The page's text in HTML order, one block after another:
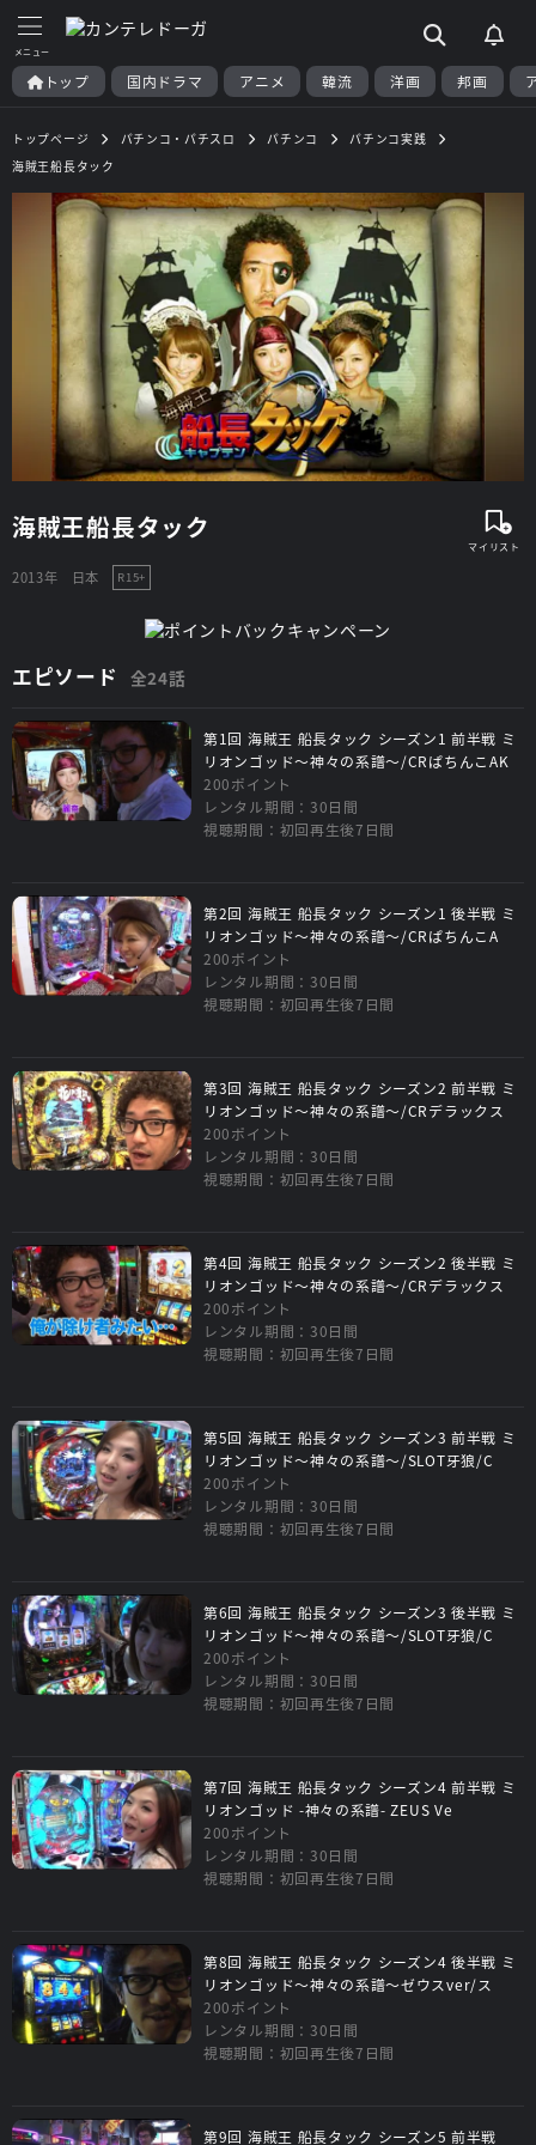
トップ 国内ドラマ アニメ 韓流 洋画 邦画
トップページ パチンコ・パチスロ パチンコ
パチンコ実践
海賊王船長タック
海賊王船長タック
2013年 日本 R15+
エピソード 全24話
第1回 海賊王 船長タック シーズン1 前半戦 ミ
リオンゴッド～神々の系譜～/CRぱちんこAK
200ポイント
レンタル期間：30日間
視聴期間：初回再生後7日間
第2回 海賊王 船長タック シーズン1 後半戦 ミ
リオンゴッド～神々の系譜～/CRぱちんこA
200ポイント
レンタル期間：30日間
視聴期間：初回再生後7日間
第3回 海賊王 船長タック シーズン2 前半戦 ミ
リオンゴッド～神々の系譜～/CRデラックス
200ポイント
レンタル期間：30日間
視聴期間：初回再生後7日間
第4回 海賊王 船長タック シーズン2 後半戦 ミ
リオンゴッド～神々の系譜～/CRデラックス
200ポイント
レンタル期間：30日間
視聴期間：初回再生後7日間
第5回 海賊王 船長タック シーズン3 前半戦 ミ
リオンゴッド～神々の系譜～/SLOT牙狼/C
200ポイント
レンタル期間：30日間
視聴期間：初回再生後7日間
第6回 海賊王 船長タック シーズン3 後半戦 ミ
リオンゴッド～神々の系譜～/SLOT牙狼/C
200ポイント
レンタル期間：30日間
視聴期間：初回再生後7日間
第7回 海賊王 船長タック シーズン4 前半戦 ミ
リオンゴッド -神々の系譜- ZEUS Ve
200ポイント
レンタル期間：30日間
視聴期間：初回再生後7日間
第8回 海賊王 船長タック シーズン4 後半戦 ミ
リオンゴッド～神々の系譜～ゼウスver/ス
200ポイント
レンタル期間：30日間
視聴期間：初回再生後7日間
第9回 海賊王 船長タック シーズン5 前半戦